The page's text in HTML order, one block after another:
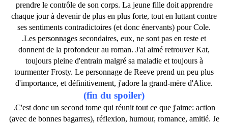
prendre le contrôle de son corps. La jeune fille doit apprendre
chaque jour à devenir de plus en plus forte, tout en luttant contre
ses sentiments contradictoires (et donc énervants) pour Cole.
.Les personnages secondaires, eux, ne sont pas en reste et
donnent de la profondeur au roman. J'ai aimé retrouver Kat,
toujours pleine d'entrain malgré sa maladie et toujours à
tourmenter Frosty. Le personnage de Reeve prend un peu plus
d'importance, et définitivement, j'adore la grand-mère d'Alice.
(fin du spoiler)
.C'est donc un second tome qui réunit tout ce que j'aime: action
(avec de bonnes bagarres), réflexion, humour, romance, amitié. Je